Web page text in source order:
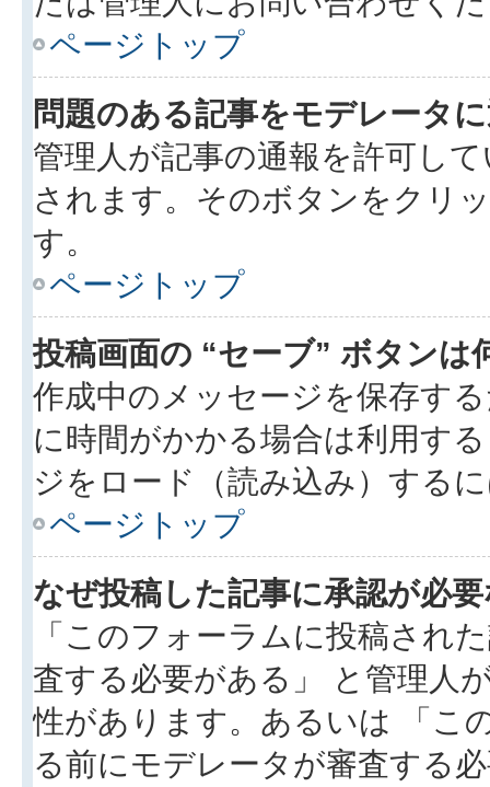
ページトップ
問題のある記事をモデレータ
管理人が記事の通報を許可し
されます。そのボタンをクリ
す。
ページトップ
投稿画面の “セーブ” ボタンは
作成中のメッセージを保存す
に時間がかかる場合は利用す
ジをロード（読み込み）する
ページトップ
なぜ投稿した記事に承認が必
「このフォーラムに投稿され
査する必要がある」 と管理人
性があります。あるいは 「こ
る前にモデレータが審査する